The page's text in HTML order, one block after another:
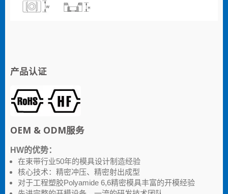
产品认证
OEM & ODM服务
HW的优势：
在束带行业50年的模具设计制造经验
核心技术：精密冲压、精密射出成型
对于工程塑胶Polyamide 6,6精密模具丰富的开模经验